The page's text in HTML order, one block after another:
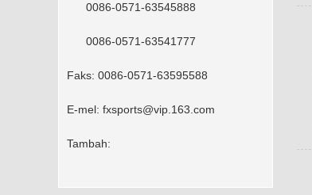
0086-0571-63545888
0086-0571-63541777
Faks: 0086-0571-63595588
E-mel: fxsports@vip.163.com
Tambah: